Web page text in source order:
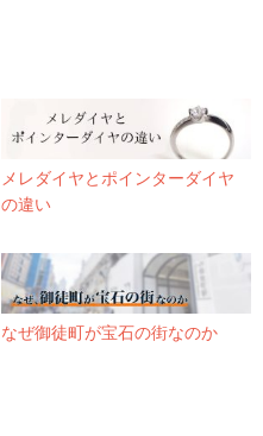
メレダイヤとポインターダイヤ
の違い
なぜ御徒町が宝石の街なのか